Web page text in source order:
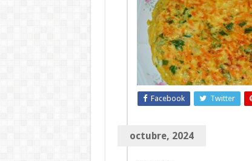
Facebook Twitter
octubre, 2024